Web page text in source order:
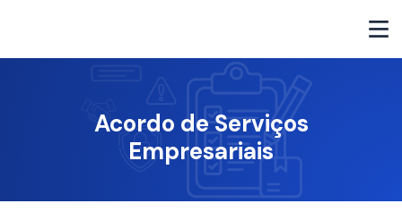
Acordo de Serviços
Empresariais